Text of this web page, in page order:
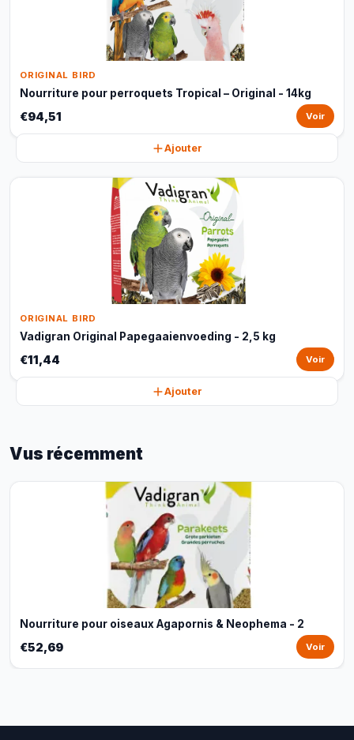
ORIGINAL BIRD
Nourriture pour perroquets Tropical – Original - 14kg
€94,51 Voir
Ajouter
ORIGINAL BIRD
Vadigran Original Papegaaienvoeding - 2,5 kg
€11,44 Voir
Ajouter
Vus récemment
Nourriture pour oiseaux Agapornis & Neophema - 2
€52,69 Voir